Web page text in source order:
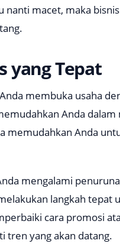
macet, maka
yang Tepat
membuka usaha
Anda
memudahkan Anda
mengalami
langkah tepat
cara promosi
tren yang akan datang.